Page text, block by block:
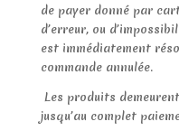
de payer donné par
d’erreur, ou
est immédiatement
commande annulée.
Les produits
jusqu’au complet